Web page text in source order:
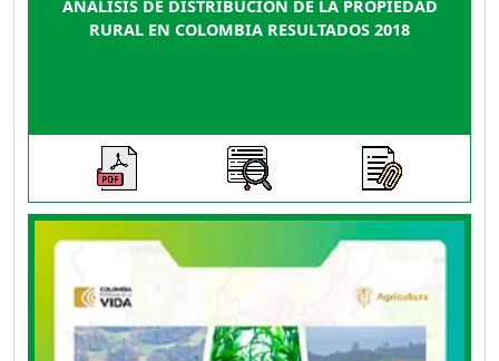
ANÁLISIS DE DISTRIBUCIÓN DE LA PROPIEDAD
RURAL EN COLOMBIA RESULTADOS 2018
La presente edición del Boletín de distribución
de la tierra rural en Colombia analiza los datos
e información estadística para la vigencia
catastral de 2019 dando continuidad a la serie
de boletines que inició con la publicación del